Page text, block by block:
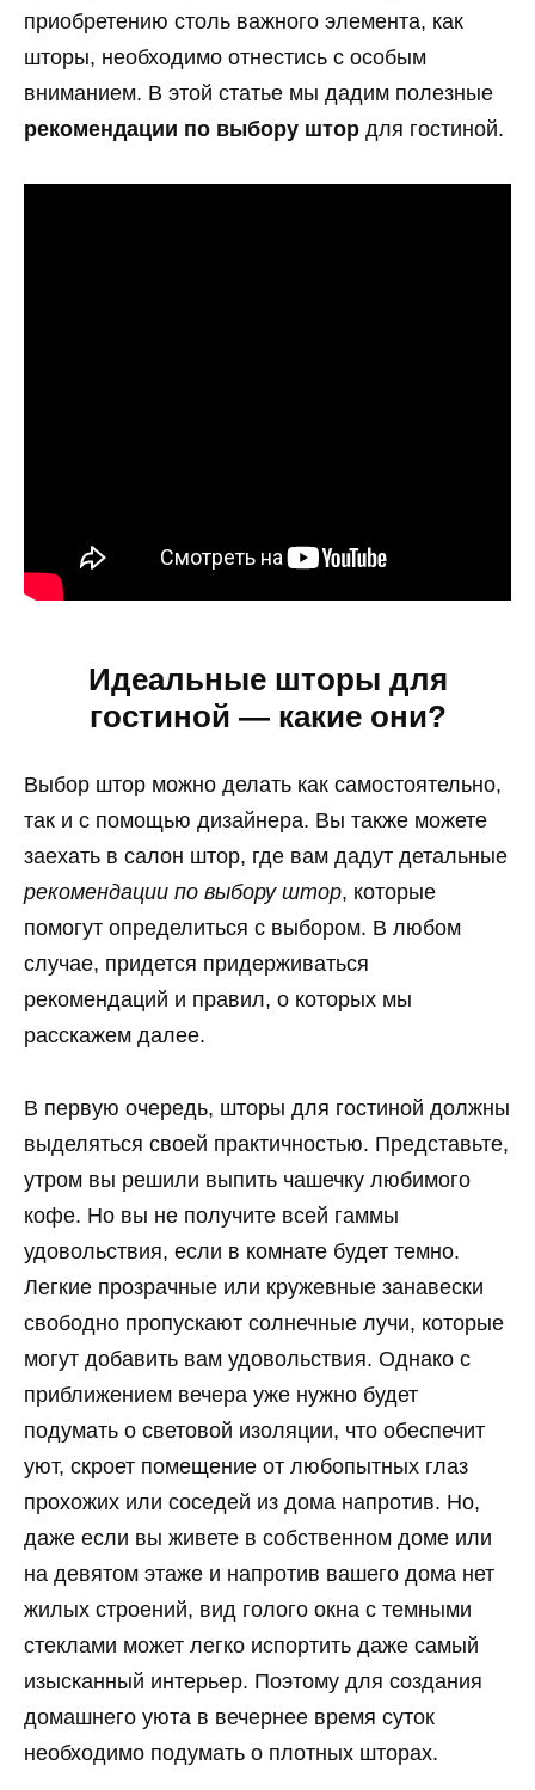
приобретению столь важного элемента, как
шторы, необходимо отнестись с особым
вниманием. В этой статье мы дадим полезные
рекомендации по выбору штор для гостиной.
Идеальные шторы для
гостиной — какие они?
Выбор штор можно делать как самостоятельно,
так и с помощью дизайнера. Вы также можете
заехать в салон штор, где вам дадут детальные
рекомендации по выбору штор, которые
помогут определиться с выбором. В любом
случае, придется придерживаться
рекомендаций и правил, о которых мы
расскажем далее.
В первую очередь, шторы для гостиной должны
выделяться своей практичностью. Представьте,
утром вы решили выпить чашечку любимого
кофе. Но вы не получите всей гаммы
удовольствия, если в комнате будет темно.
Легкие прозрачные или кружевные занавески
свободно пропускают солнечные лучи, которые
могут добавить вам удовольствия. Однако с
приближением вечера уже нужно будет
подумать о световой изоляции, что обеспечит
уют, скроет помещение от любопытных глаз
прохожих или соседей из дома напротив. Но,
даже если вы живете в собственном доме или
на девятом этаже и напротив вашего дома нет
жилых строений, вид голого окна с темными
стеклами может легко испортить даже самый
изысканный интерьер. Поэтому для создания
домашнего уюта в вечернее время суток
необходимо подумать о плотных шторах.